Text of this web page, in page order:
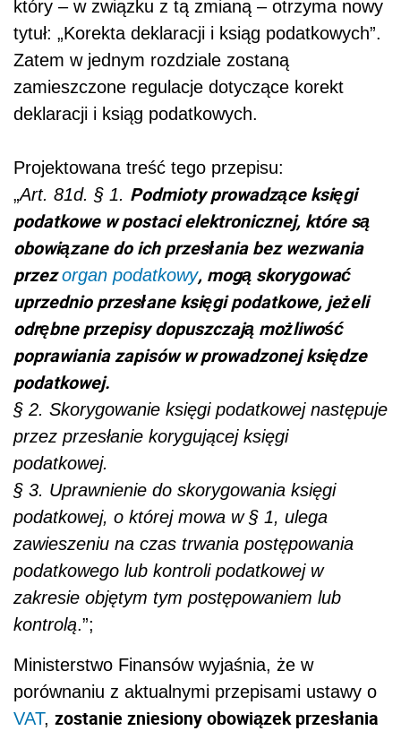
który – w związku z tą zmianą – otrzyma nowy
tytuł: „Korekta deklaracji i ksiąg podatkowych”.
Zatem w jednym rozdziale zostaną
zamieszczone regulacje dotyczące korekt
deklaracji i ksiąg podatkowych.
Projektowana treść tego przepisu:
„Art. 81d. § 1. Podmioty prowadzące księgi
podatkowe w postaci elektronicznej, które są
obowiązane do ich przesłania bez wezwania
przezorgan podatkowy, mogą skorygować
uprzednio przesłane księgi podatkowe, jeżeli
odrębne przepisy dopuszczają możliwość
poprawiania zapisów w prowadzonej księdze
podatkowej.
§ 2. Skorygowanie księgi podatkowej następuje
przez przesłanie korygującej księgi
podatkowej.
§ 3. Uprawnienie do skorygowania księgi
podatkowej, o której mowa w § 1, ulega
zawieszeniu na czas trwania postępowania
podatkowego lub kontroli podatkowej w
zakresie objętym tym postępowaniem lub
kontrolą.”;
Ministerstwo Finansów wyjaśnia, że w
porównaniu z aktualnymi przepisami ustawy o
VAT, zostanie zniesiony obowiązek przesłania